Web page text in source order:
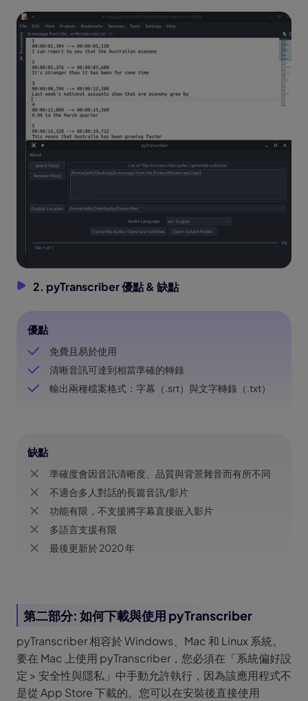
2. pyTranscriber 優點 & 缺點
優點
免費且易於使用
清晰音訊可達到相當準確的轉錄
輸出兩種檔案格式：字幕（.srt）與文字轉錄（.txt）
缺點
準確度會因音訊清晰度、品質與背景雜音而有所不同
不適合多人對話的長篇音訊/影片
功能有限，不支援將字幕直接嵌入影片
多語言支援有限
最後更新於 2020 年
第二部分: 如何下載與使用 pyTranscriber
pyTranscriber 相容於 Windows、Mac 和 Linux 系統。
要在 Mac 上使用 pyTranscriber，您必須在「系統偏好設
定 > 安全性與隱私」中手動允許執行，因為該應用程式不
是從 App Store 下載的。您可以在安裝後直接使用